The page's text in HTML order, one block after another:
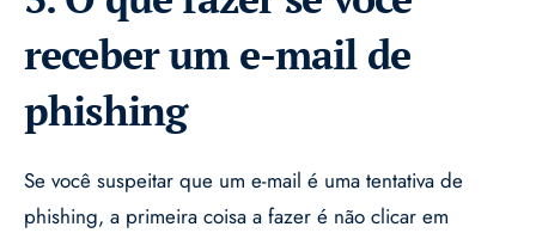
receber um e-mail de
phishing
Se você suspeitar que um e-mail é uma tentativa de
phishing, a primeira coisa a fazer é não clicar em